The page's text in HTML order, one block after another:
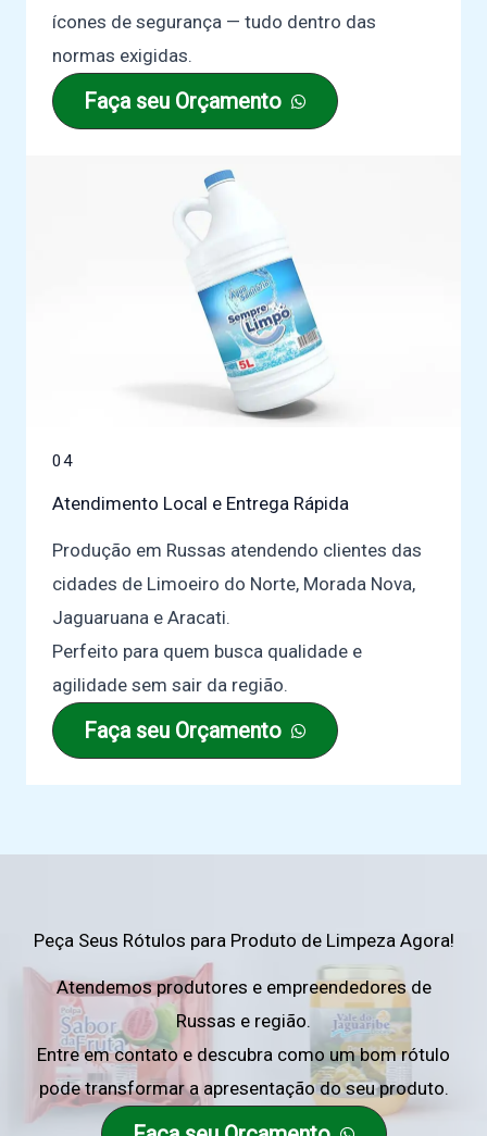
ícones de segurança — tudo dentro das
normas exigidas.
Faça seu Orçamento
04
Atendimento Local e Entrega Rápida
Produção em Russas atendendo clientes das
cidades de Limoeiro do Norte, Morada Nova,
Jaguaruana e Aracati.
Perfeito para quem busca qualidade e
agilidade sem sair da região.
Faça seu Orçamento
Peça Seus Rótulos para Produto de Limpeza Agora!
Atendemos produtores e empreendedores de
Russas e região.
Entre em contato e descubra como um bom rótulo
pode transformar a apresentação do seu produto.